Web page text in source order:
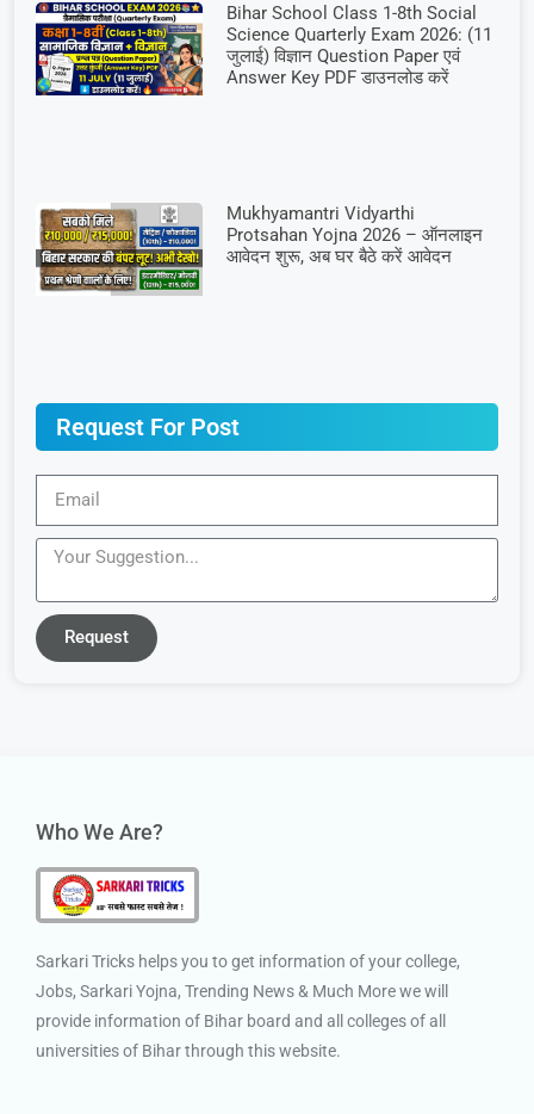
Bihar School Class 1-8th Social
Science Quarterly Exam 2026: (11
जुलाई) विज्ञान Question Paper एवं
Answer Key PDF डाउनलोड करें
Mukhyamantri Vidyarthi
Protsahan Yojna 2026 – ऑनलाइन
आवेदन शुरू, अब घर बैठे करें आवेदन
Request For Post
Request
Who We Are?
Sarkari Tricks helps you to get information of your college,
Jobs, Sarkari Yojna, Trending News & Much More we will
provide information of Bihar board and all colleges of all
universities of Bihar through this website.